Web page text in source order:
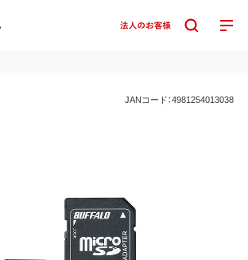
JANコード：4981254013038